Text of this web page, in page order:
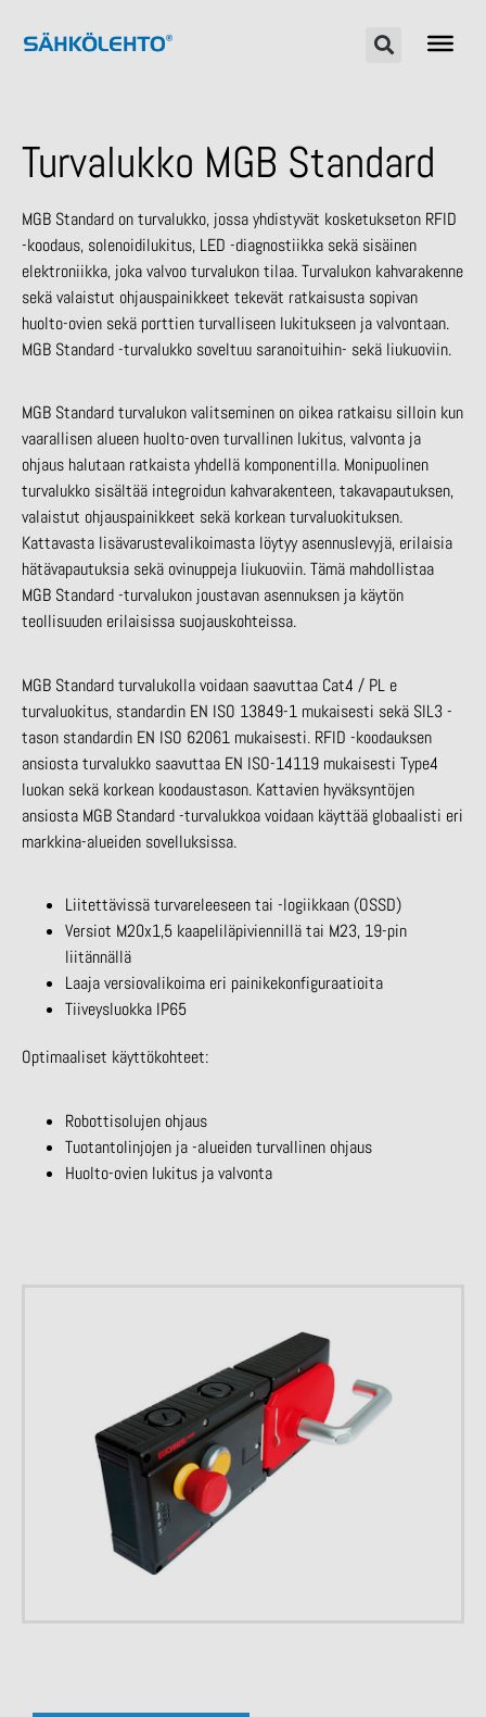
Turvalukko MGB Standard
MGB Standard on turvalukko, jossa yhdistyvät kosketukseton RFID
-koodaus, solenoidilukitus, LED -diagnostiikka sekä sisäinen
elektroniikka, joka valvoo turvalukon tilaa. Turvalukon kahvarakenne
sekä valaistut ohjauspainikkeet tekevät ratkaisusta sopivan
huolto-ovien sekä porttien turvalliseen lukitukseen ja valvontaan.
MGB Standard -turvalukko soveltuu saranoituihin- sekä liukuoviin.
MGB Standard turvalukon valitseminen on oikea ratkaisu silloin kun
vaarallisen alueen huolto-oven turvallinen lukitus, valvonta ja
ohjaus halutaan ratkaista yhdellä komponentilla. Monipuolinen
turvalukko sisältää integroidun kahvarakenteen, takavapautuksen,
valaistut ohjauspainikkeet sekä korkean turvaluokituksen.
Kattavasta lisävarustevalikoimasta löytyy asennuslevyjä, erilaisia
hätävapautuksia sekä ovinuppeja liukuoviin. Tämä mahdollistaa
MGB Standard -turvalukon joustavan asennuksen ja käytön
teollisuuden erilaisissa suojauskohteissa.
MGB Standard turvalukolla voidaan saavuttaa Cat4 / PL e
turvaluokitus, standardin EN ISO 13849-1 mukaisesti sekä SIL3 -
tason standardin EN ISO 62061 mukaisesti. RFID -koodauksen
ansiosta turvalukko saavuttaa EN ISO-14119 mukaisesti Type4
luokan sekä korkean koodaustason. Kattavien hyväksyntöjen
ansiosta MGB Standard -turvalukkoa voidaan käyttää globaalisti eri
markkina-alueiden sovelluksissa.
Liitettävissä turvareleeseen tai -logiikkaan (OSSD)
Versiot M20x1,5 kaapeliläpiviennillä tai M23, 19-pin
liitännällä
Laaja versiovalikoima eri painikekonfiguraatioita
Tiiveysluokka IP65
Optimaaliset käyttökohteet:
Robottisolujen ohjaus
Tuotantolinjojen ja -alueiden turvallinen ohjaus
Huolto-ovien lukitus ja valvonta